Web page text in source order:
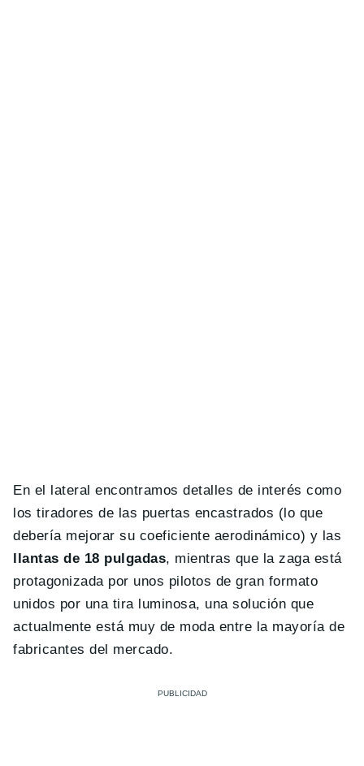
En el lateral encontramos detalles de interés como
los tiradores de las puertas encastrados (lo que
debería mejorar su coeficiente aerodinámico) y las
llantas de 18 pulgadas, mientras que la zaga está
protagonizada por unos pilotos de gran formato
unidos por una tira luminosa, una solución que
actualmente está muy de moda entre la mayoría de
fabricantes del mercado.